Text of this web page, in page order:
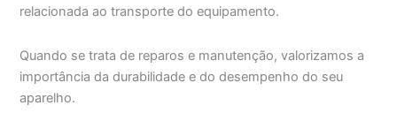
relacionada ao transporte do equipamento.
Quando se trata de reparos e manutenção, valorizamos a
importância da durabilidade e do desempenho do seu
aparelho.